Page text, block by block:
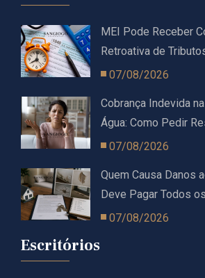
MEI Pode Receber
Retroativa de
07/08/2026
Cobrança Indevida
Água: Como Pedir
07/08/2026
Quem Causa Danos
Deve Pagar Todos
07/08/2026
Escritórios